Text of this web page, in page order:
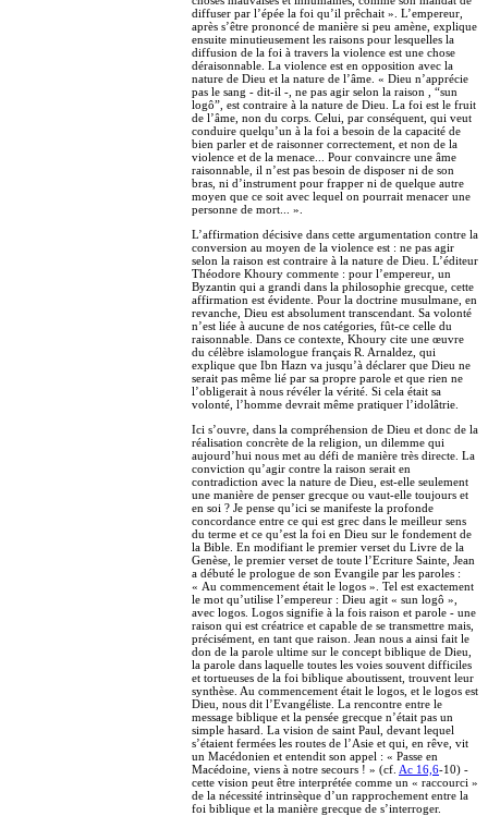
diffuser par l’épée la foi qu’il prêchait ». L’empereur,
après s’être prononcé de manière si peu amène, explique
ensuite minutieusement les raisons pour lesquelles la
diffusion de la foi à travers la violence est une chose
déraisonnable. La violence est en opposition avec la
nature de Dieu et la nature de l’âme. « Dieu n’apprécie
pas le sang - dit-il -, ne pas agir selon la raison , “sun
logô”, est contraire à la nature de Dieu. La foi est le fruit
de l’âme, non du corps. Celui, par conséquent, qui veut
conduire quelqu’un à la foi a besoin de la capacité de
bien parler et de raisonner correctement, et non de la
violence et de la menace... Pour convaincre une âme
raisonnable, il n’est pas besoin de disposer ni de son
bras, ni d’instrument pour frapper ni de quelque autre
moyen que ce soit avec lequel on pourrait menacer une
personne de mort... ».
L’affirmation décisive dans cette argumentation contre la
conversion au moyen de la violence est : ne pas agir
selon la raison est contraire à la nature de Dieu. L’éditeur
Théodore Khoury commente : pour l’empereur, un
Byzantin qui a grandi dans la philosophie grecque, cette
affirmation est évidente. Pour la doctrine musulmane, en
revanche, Dieu est absolument transcendant. Sa volonté
n’est liée à aucune de nos catégories, fût-ce celle du
raisonnable. Dans ce contexte, Khoury cite une œuvre
du célèbre islamologue français R. Arnaldez, qui
explique que Ibn Hazn va jusqu’à déclarer que Dieu ne
serait pas même lié par sa propre parole et que rien ne
l’obligerait à nous révéler la vérité. Si cela était sa
volonté, l’homme devrait même pratiquer l’idolâtrie.
Ici s’ouvre, dans la compréhension de Dieu et donc de la
réalisation concrète de la religion, un dilemme qui
aujourd’hui nous met au défi de manière très directe. La
conviction qu’agir contre la raison serait en
contradiction avec la nature de Dieu, est-elle seulement
une manière de penser grecque ou vaut-elle toujours et
en soi ? Je pense qu’ici se manifeste la profonde
concordance entre ce qui est grec dans le meilleur sens
du terme et ce qu’est la foi en Dieu sur le fondement de
la Bible. En modifiant le premier verset du Livre de la
Genèse, le premier verset de toute l’Ecriture Sainte, Jean
a débuté le prologue de son Evangile par les paroles :
« Au commencement était le logos ». Tel est exactement
le mot qu’utilise l’empereur : Dieu agit « sun logô »,
avec logos. Logos signifie à la fois raison et parole - une
raison qui est créatrice et capable de se transmettre mais,
précisément, en tant que raison. Jean nous a ainsi fait le
don de la parole ultime sur le concept biblique de Dieu,
la parole dans laquelle toutes les voies souvent difficiles
et tortueuses de la foi biblique aboutissent, trouvent leur
synthèse. Au commencement était le logos, et le logos est
Dieu, nous dit l’Evangéliste. La rencontre entre le
message biblique et la pensée grecque n’était pas un
simple hasard. La vision de saint Paul, devant lequel
s’étaient fermées les routes de l’Asie et qui, en rêve, vit
un Macédonien et entendit son appel : « Passe en
Macédoine, viens à notre secours ! » (cf. Ac 16,6-10) -
cette vision peut être interprétée comme un « raccourci »
de la nécessité intrinsèque d’un rapprochement entre la
foi biblique et la manière grecque de s’interroger.